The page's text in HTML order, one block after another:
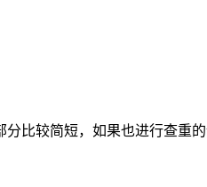
比较简短，如果也进行查重